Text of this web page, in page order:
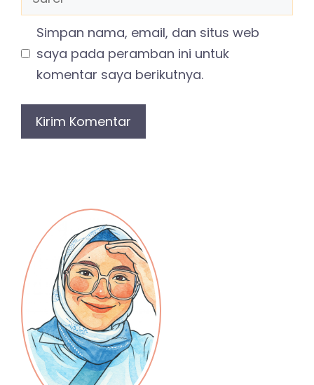
Simpan nama, email, dan situs web
saya pada peramban ini untuk
komentar saya berikutnya.